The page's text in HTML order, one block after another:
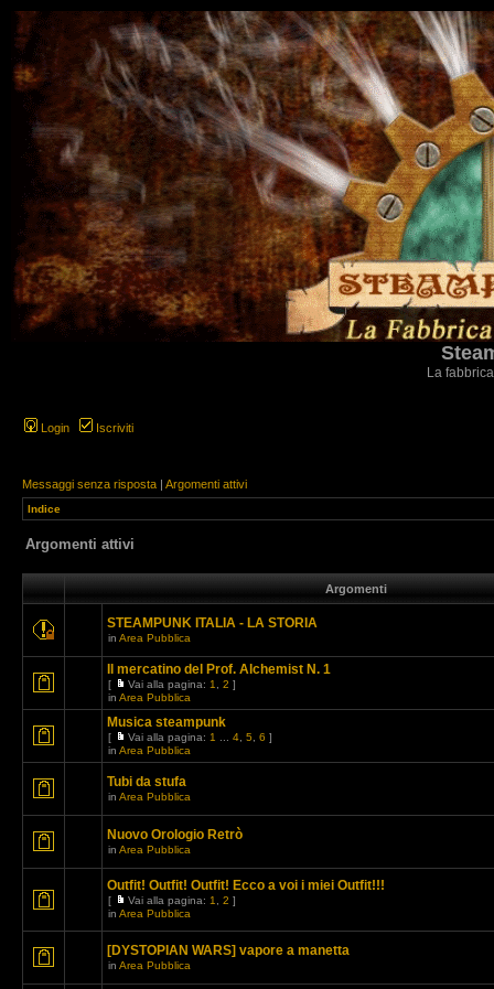
La
Login Iscriviti
Messaggi senza risposta | Argomenti attivi
Indice
Argomenti attivi
Argomenti
STEAMPUNK ITALIA - LA STORIA
in Area Pubblica
Il mercatino del Prof. Alchemist N. 1
[ Vai alla pagina: 1 2 ]
in Area Pubblica
Musica steampunk
[ Vai alla pagina: 1 4 5 6 ]
in Area Pubblica
Tubi da stufa
in Area Pubblica
Nuovo Orologio Retrò
in Area Pubblica
Outfit! Outfit! Outfit! Ecco a voi i miei Outfit!!!
[ Vai alla pagina: 1 2 ]
in Area Pubblica
[DYSTOPIAN WARS] vapore a manetta
in Area Pubblica